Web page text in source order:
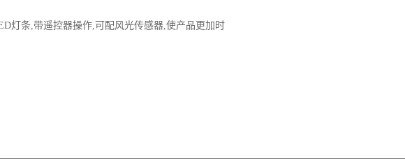
灯条,带遥控器操作,可配风光传感器,使产品更加时